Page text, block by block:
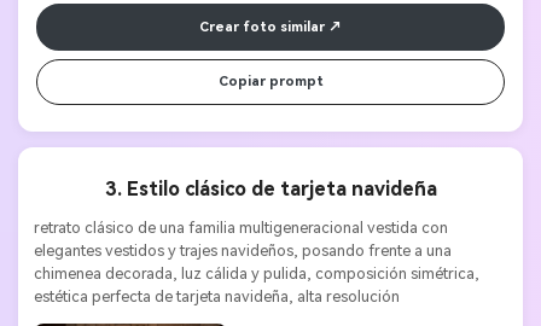
Crear foto similar
Copiar prompt
3. Estilo clásico de tarjeta navideña
retrato clásico de una familia multigeneracional vestida con
elegantes vestidos y trajes navideños, posando frente a una
chimenea decorada, luz cálida y pulida, composición simétrica,
estética perfecta de tarjeta navideña, alta resolución